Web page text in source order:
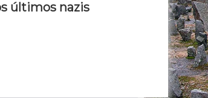
últimos nazis